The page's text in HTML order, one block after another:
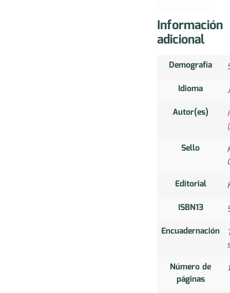
Información
adicional
Demografía
Idioma
Autor(es)
Sello
Editorial
ISBN13
Encuadernación
Número de
páginas